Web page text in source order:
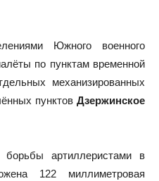
Южного военного
по пунктам временной
механизированных
пунктов Дзержинское
борьбы артиллеристами в
122 миллиметровая